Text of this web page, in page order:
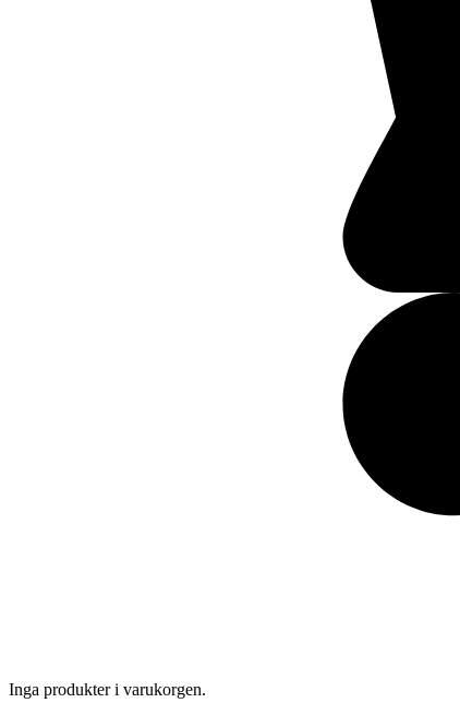
Inga produkter i varukorgen.